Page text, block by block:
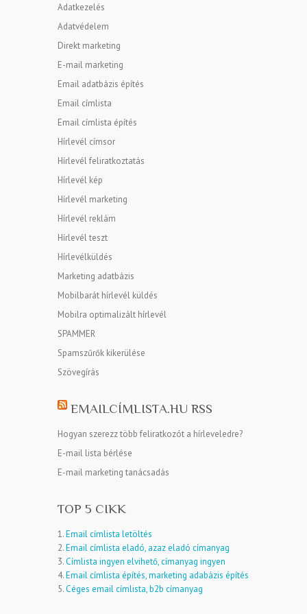
Adatkezelés
Adatvédelem
Direkt marketing
E-mail marketing
Email adatbázis építés
Email címlista
Email címlista építés
Hírlevél címsor
Hírlevél feliratkoztatás
Hírlevél kép
Hírlevél marketing
Hírlevél reklám
Hírlevél teszt
Hírlevélküldés
Marketing adatbázis
Mobilbarát hírlevél küldés
Mobilra optimalizált hírlevél
SPAMMER
Spamszűrők kikerülése
Szövegírás
EMAILCÍMLISTA.HU RSS
Hogyan szerezz több feliratkozót a hírleveledre?
E-mail lista bérlése
E-mail marketing tanácsadás
TOP 5 CIKK
1.Email címlista letöltés
2.Email címlista eladó, azaz eladó címanyag
3.Címlista ingyen elvihető, címanyag ingyen
4.Email címlista építés, marketing adabázis építés
5.Céges email címlista, b2b címanyag